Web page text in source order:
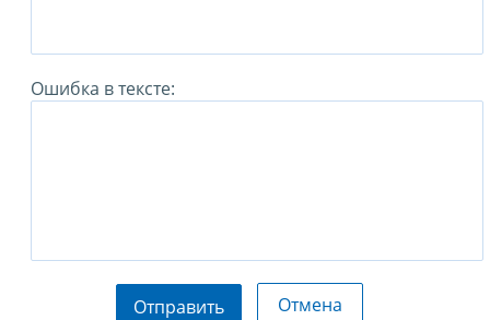
Ошибка в тексте:
Отправить Отмена